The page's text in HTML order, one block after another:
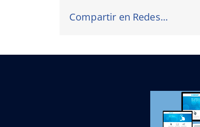
Compartir en Redes...